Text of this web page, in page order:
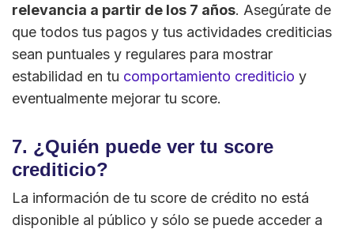
relevancia a partir de los 7 años. Asegúrate de
que todos tus pagos y tus actividades crediticias
sean puntuales y regulares para mostrar
estabilidad en tu comportamiento crediticio y
eventualmente mejorar tu score.
7. ¿Quién puede ver tu score
crediticio?
La información de tu score de crédito no está
disponible al público y sólo se puede acceder a